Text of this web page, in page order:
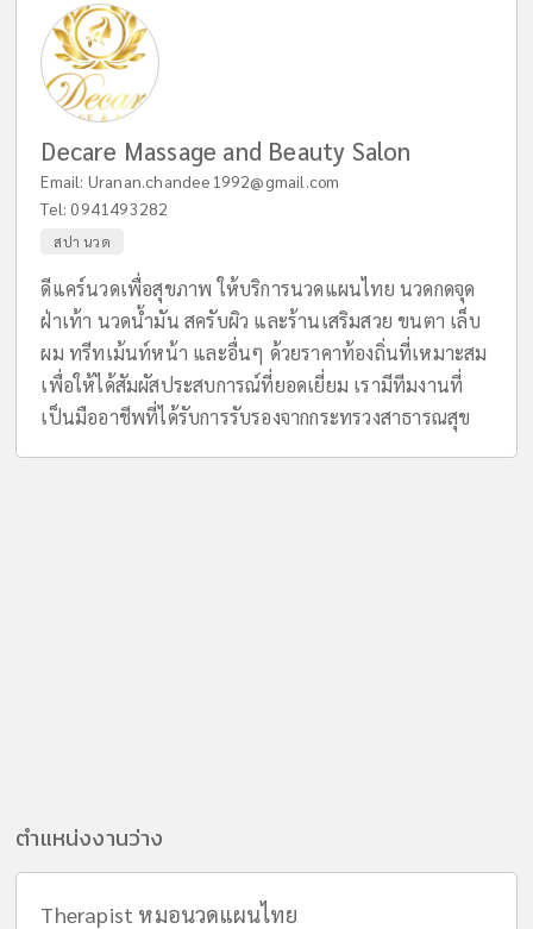
Decare Massage and Beauty Salon
Email: Uranan.chandee1992@gmail.com
Tel:0941493282
สปา นวด
ดีแคร์นวดเพื่อสุขภาพ ให้บริการนวดแผนไทย นวดกดจุด
ฝ่าเท้า นวดน้ำมัน สครับผิว และร้านเสริมสวย ขนตา เล็บ
ผม ทรีทเม้นท์หน้า และอื่นๆ ด้วยราคาท้องถิ่นที่เหมาะสม
เพื่อให้ได้สัมผัสประสบการณ์ที่ยอดเยี่ยม เรามีทีมงานที่
เป็นมืออาชีพที่ได้รับการรับรองจากกระทรวงสาธารณสุข
ตำแหน่งงานว่าง
Therapist หมอนวดแผนไทย